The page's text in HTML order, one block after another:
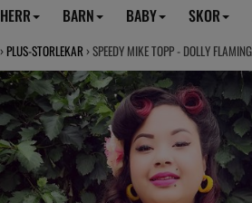
HERR BARN BABY SKOR
› PLUS-STORLEKAR › SPEEDY MIKE TOPP - DOLLY